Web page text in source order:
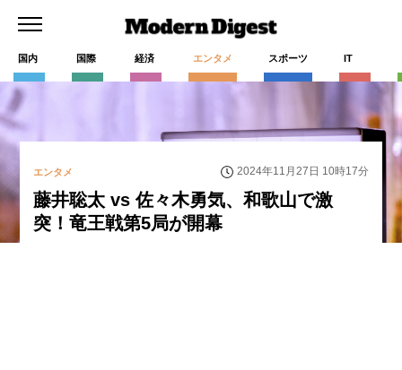
国内 国際 経済 エンタメ スポーツ IT
エンタメ 2024年11月27日 10時17分
藤井聡太 vs 佐々木勇気、和歌山で激
突！竜王戦第5局が開幕